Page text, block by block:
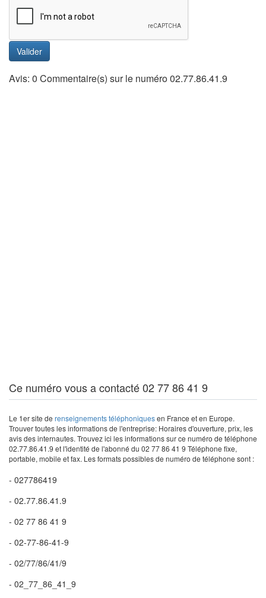
Valider
Avis: 0 Commentaire(s) sur le numéro 02.77.86.41.9
Ce numéro vous a contacté 02 77 86 41 9
Le 1er site de renseignements téléphoniquesen France et en Europe.
Trouver toutes les informations de l'entreprise: Horaires d'ouverture, prix, les
avis des internautes. Trouvez ici les informations sur ce numéro de téléphone
02.77.86.41.9 et l'identité de l'abonné du 02 77 86 41 9 Téléphone fixe,
portable, mobile et fax. Les formats possibles de numéro de téléphone sont :
- 027786419
- 02.77.86.41.9
- 02 77 86 41 9
- 02-77-86-41-9
- 02/77/86/41/9
- 02_77_86_41_9